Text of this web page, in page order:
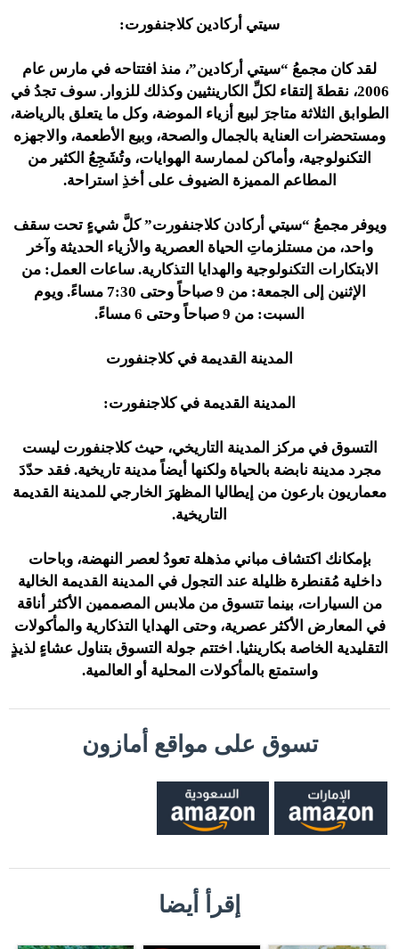
سيتي أركادين كلاجنفورت:
لقد كان مجمعُ “سيتي أركادين”، منذ افتتاحه في مارس عام
2006، نقطةَ إلتقاء لكلِّ الكارينثيين وكذلك للزوار. سوف تجدُ في
الطوابق الثلاثة متاجرَ لبيع أزياء الموضة، وكل ما يتعلق بالرياضة،
ومستحضرات العناية بالجمال والصحة، وبيع الأطعمة، والاجهزه
التكنولوجية، وأماكن لممارسة الهوايات، وتُشَجِعُ الكثير من
المطاعم المميزة الضيوف على أخذِ استراحة.
ويوفر مجمعُ “سيتي أركادن كلاجنفورت” كلَّ شيءٍ تحت سقف
واحد، من مستلزماتِ الحياة العصرية والأزياء الحديثة وآخر
الابتكارات التكنولوجية والهدايا التذكارية. ساعات العمل: من
الإثنين إلى الجمعة: من 9 صباحاً وحتى 7:30 مساءً. ويوم
السبت: من 9 صباحاً وحتى 6 مساءً.
المدينة القديمة في كلاجنفورت
المدينة القديمة في كلاجنفورت:
التسوق في مركز المدينة التاريخي، حيث كلاجنفورت ليست
مجرد مدينة نابضة بالحياة ولكنها أيضاً مدينة تاريخية. فقد حدّدَ
معماريون بارعون من إيطاليا المظهرَ الخارجي للمدينة القديمة
التاريخية.
بإمكانك اكتشاف مباني مذهلة تعودُ لعصر النهضة، وباحات
داخلية مُقنطرة ظليلة عند التجول في المدينة القديمة الخالية
من السيارات، بينما تتسوق من ملابس المصممين الأكثر أناقة
في المعارض الأكثر عصرية، وحتى الهدايا التذكارية والمأكولات
التقليدية الخاصة بكارينثيا. اختتم جولة التسوق بتناول عشاءٍ لذيذٍ
واستمتع بالمأكولات المحلية أو العالمية.
تسوق على مواقع أمازون
إقرأ أيضا